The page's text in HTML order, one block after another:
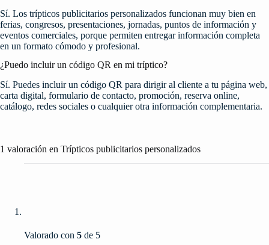
Sí. Los trípticos publicitarios personalizados funcionan muy bien en
ferias, congresos, presentaciones, jornadas, puntos de información y
eventos comerciales, porque permiten entregar información completa
en un formato cómodo y profesional.
¿Puedo incluir un código QR en mi tríptico?
Sí. Puedes incluir un código QR para dirigir al cliente a tu página web,
carta digital, formulario de contacto, promoción, reserva online,
catálogo, redes sociales o cualquier otra información complementaria.
1 valoración en Trípticos publicitarios personalizados
Valorado con 5 de 5